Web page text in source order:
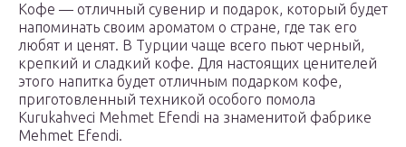
Кофе — отличный сувенир и подарок, который будет
напоминать своим ароматом о стране, где так его
любят и ценят. В Турции чаще всего пьют черный,
крепкий и сладкий кофе. Для настоящих ценителей
этого напитка будет отличным подарком кофе,
приготовленный техникой особого помола
Kurukahveci Mehmet Efendi на знаменитой фабрике
Mehmet Efendi.